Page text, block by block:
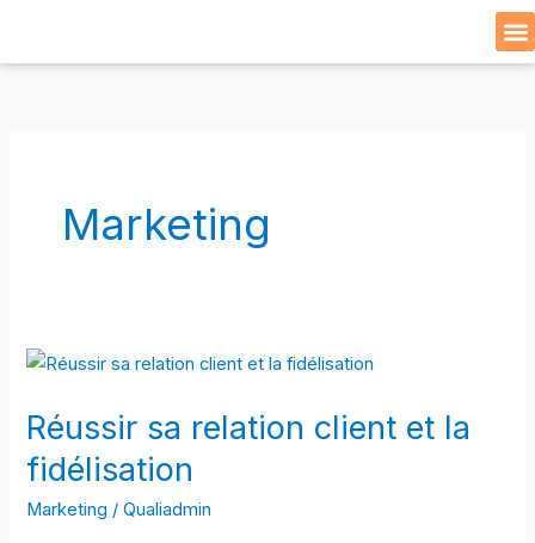
Marketing
Réussir sa relation client et la
fidélisation
Marketing /Qualiadmin
Réussir
relation
client